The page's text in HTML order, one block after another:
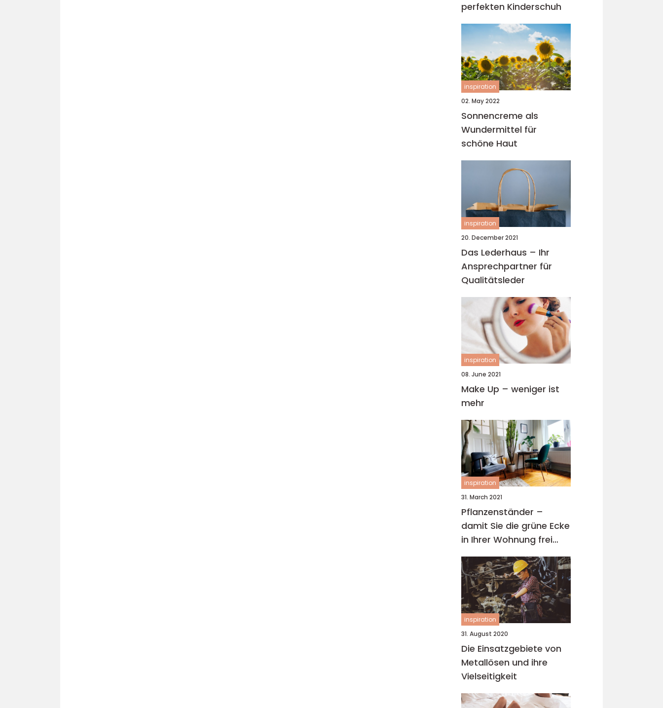
perfekten Kinderschuh
inspiration
02. May 2022
Sonnencreme als
Wundermittel für
schöne Haut
inspiration
20. December 2021
Das Lederhaus – Ihr
Ansprechpartner für
Qualitätsleder
inspiration
08. June 2021
Make Up – weniger ist
mehr
inspiration
31. March 2021
Pflanzenständer –
damit Sie die grüne Ecke
in Ihrer Wohnung frei
wählen können
inspiration
31. August 2020
Die Einsatzgebiete von
Metallösen und ihre
Vielseitigkeit